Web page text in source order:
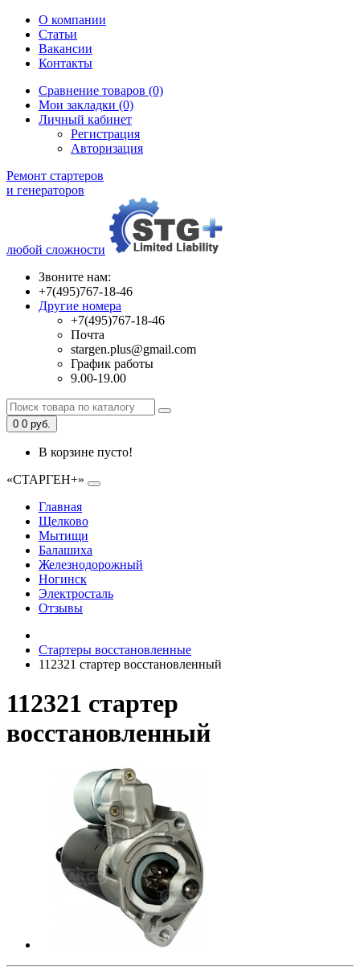
О компании
Статьи
Вакансии
Контакты
Сравнение товаров (0)
Мои закладки (0)
Личный кабинет
Регистрация
Авторизация
Ремонт стартеров
и генераторов
любой сложности
Звоните нам:
+7(495)767-18-46
Другие номера
+7(495)767-18-46
Почта
stargen.plus@gmail.com
График работы
9.00-19.00
0 0 руб.
В корзине пусто!
«СТАРГЕН+»
Главная
Щелково
Мытищи
Балашиха
Железнодорожный
Ногинск
Электросталь
Отзывы
Стартеры восстановленные
112321 стартер восстановленный
112321 стартер
восстановленный